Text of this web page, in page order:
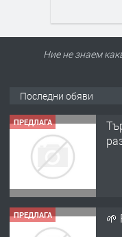
Ние не знаем
Последни обяви
ПРЕДЛАГА
ПРЕДЛАГА 🌱